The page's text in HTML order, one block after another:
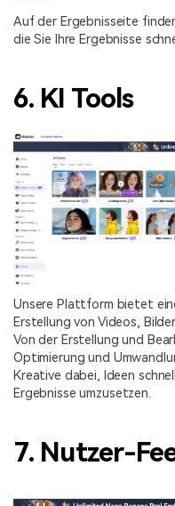
Auf der Ergebnisseite
die Sie Ihre Ergebnisse
6. KI Tools
Unsere Plattform bietet
Erstellung von Videos,
Von der Erstellung und
Optimierung und
Kreative dabei, Ideen
Ergebnisse umzusetzen.
7. Nutzer-